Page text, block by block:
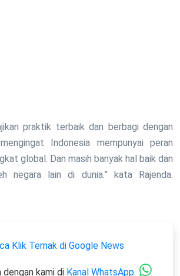
praktik terbaik dan berbagi dengan
Indonesia mempunyai peran
global. Dan masih banyak hal baik dan
negara lain di dunia.” kata Rajenda.
Klik Ternak di Google News
dengan kami di Kanal WhatsApp